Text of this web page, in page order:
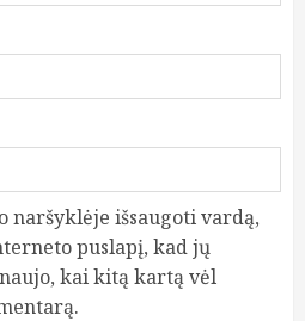
naršyklėje išsaugoti vardą,
puslapį, kad jų
kai kitą kartą vėl